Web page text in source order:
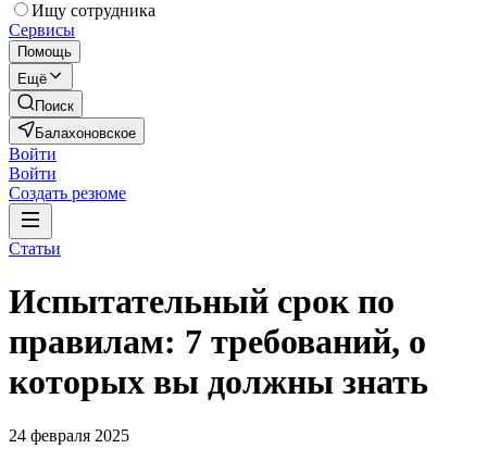
Ищу сотрудника
Сервисы
Помощь
Ещё
Поиск
Балахоновское
Войти
Войти
Создать резюме
Статьи
Испытательный срок по
правилам: 7 требований, о
которых вы должны знать
24 февраля 2025